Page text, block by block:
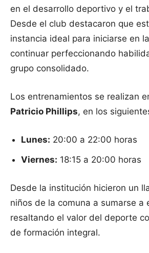
en el desarrollo deportivo y el
Desde el club destacaron que
instancia ideal para iniciarse en
continuar perfeccionando
grupo consolidado.
Los entrenamientos se realizan
Patricio Phillips, en los
Lunes: 20:00 a 22:00 horas
Viernes: 18:15 a 20:00 horas
Desde la institución hicieron un
niños de la comuna a sumarse a
resaltando el valor del deporte
de formación integral.